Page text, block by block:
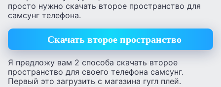
просто нужно скачать второе пространство для
самсунг телефона.
Скачать второе пространство
Я предложу вам 2 способа скачать второе
пространство для своего телефона самсунг.
Первый это загрузить с магазина гугл плей.